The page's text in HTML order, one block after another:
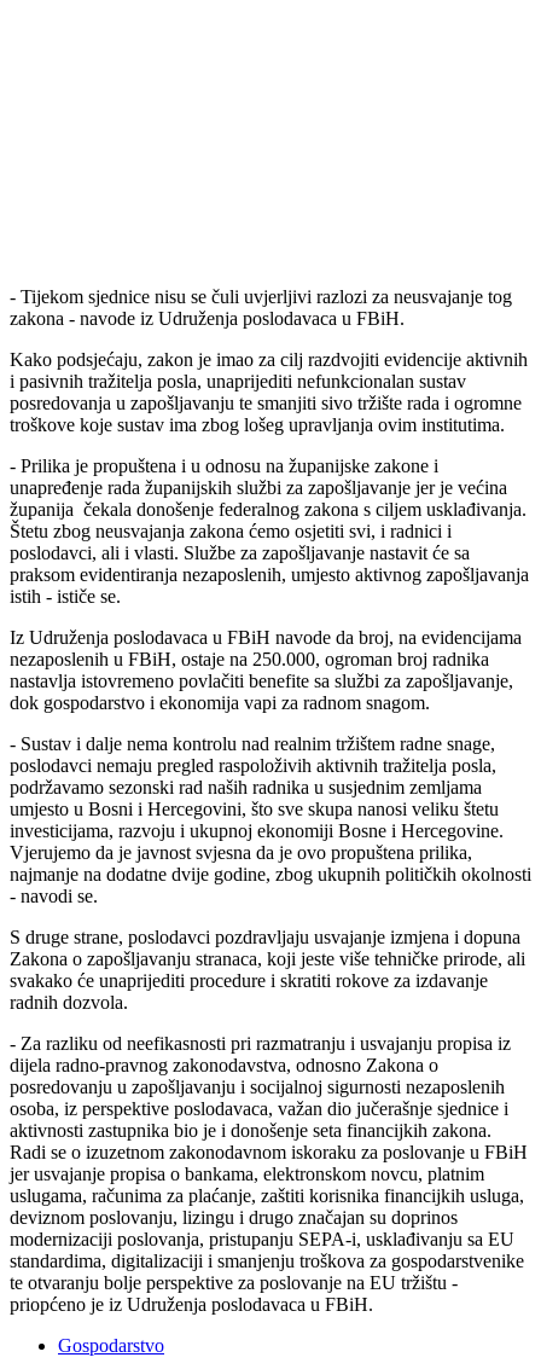
- Tijekom sjednice nisu se čuli uvjerljivi razlozi za neusvajanje tog
zakona - navode iz Udruženja poslodavaca u FBiH.
Kako podsjećaju, zakon je imao za cilj razdvojiti evidencije aktivnih
i pasivnih tražitelja posla, unaprijediti nefunkcionalan sustav
posredovanja u zapošljavanju te smanjiti sivo tržište rada i ogromne
troškove koje sustav ima zbog lošeg upravljanja ovim institutima.
- Prilika je propuštena i u odnosu na županijske zakone i
unapređenje rada županijskih službi za zapošljavanje jer je većina
županija čekala donošenje federalnog zakona s ciljem usklađivanja.
Štetu zbog neusvajanja zakona ćemo osjetiti svi, i radnici i
poslodavci, ali i vlasti. Službe za zapošljavanje nastavit će sa
praksom evidentiranja nezaposlenih, umjesto aktivnog zapošljavanja
istih - ističe se.
Iz Udruženja poslodavaca u FBiH navode da broj, na evidencijama
nezaposlenih u FBiH, ostaje na 250.000, ogroman broj radnika
nastavlja istovremeno povlačiti benefite sa službi za zapošljavanje,
dok gospodarstvo i ekonomija vapi za radnom snagom.
- Sustav i dalje nema kontrolu nad realnim tržištem radne snage,
poslodavci nemaju pregled raspoloživih aktivnih tražitelja posla,
podržavamo sezonski rad naših radnika u susjednim zemljama
umjesto u Bosni i Hercegovini, što sve skupa nanosi veliku štetu
investicijama, razvoju i ukupnoj ekonomiji Bosne i Hercegovine.
Vjerujemo da je javnost svjesna da je ovo propuštena prilika,
najmanje na dodatne dvije godine, zbog ukupnih političkih okolnosti
- navodi se.
S druge strane, poslodavci pozdravljaju usvajanje izmjena i dopuna
Zakona o zapošljavanju stranaca, koji jeste više tehničke prirode, ali
svakako će unaprijediti procedure i skratiti rokove za izdavanje
radnih dozvola.
- Za razliku od neefikasnosti pri razmatranju i usvajanju propisa iz
dijela radno-pravnog zakonodavstva, odnosno Zakona o
posredovanju u zapošljavanju i socijalnoj sigurnosti nezaposlenih
osoba, iz perspektive poslodavaca, važan dio jučerašnje sjednice i
aktivnosti zastupnika bio je i donošenje seta financijkih zakona.
Radi se o izuzetnom zakonodavnom iskoraku za poslovanje u FBiH
jer usvajanje propisa o bankama, elektronskom novcu, platnim
uslugama, računima za plaćanje, zaštiti korisnika financijkih usluga,
deviznom poslovanju, lizingu i drugo značajan su doprinos
modernizaciji poslovanja, pristupanju SEPA-i, usklađivanju sa EU
standardima, digitalizaciji i smanjenju troškova za gospodarstvenike
te otvaranju bolje perspektive za poslovanje na EU tržištu -
priopćeno je iz Udruženja poslodavaca u FBiH.
Gospodarstvo